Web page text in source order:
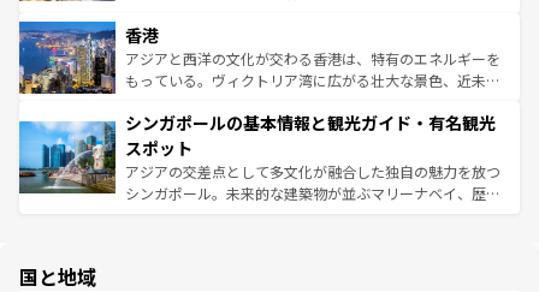
とつ。フォーやバインミー、ベトナムコーヒーなどは、ぜ
ひ現地で味わいたい。どの地域を訪れてもあたたかい人々
が旅行者を迎えてくれるので、きっと忘れられない旅にな
参照してほしい。
の活気が交差している。北部ではチェンマイなどの山岳地
帯で自然と触れ合い、南部ではプーケットやクラビの美し
いビーチでリゾート気分を楽しむことができる。タイ料理
激する。気候は一年中温暖で、どの季節にも異なる楽しみ
が待っている。親しみやすいタイの人々、仏教を中心とし
た文化、そして多様な観光資源が、訪れる旅人を魅了し続
ける。 なお、新着のタイ情報はコンテンツ一覧を参照して
香港
アジアと西洋の文化が交わる香港は、特有のエネルギーを
もっている。ヴィクトリア湾に広がる壮大な景色、近未来
み、どこを訪れても感動するはず。観光スポットが密集し
ており、効率よく見どころを回れるのも魅力。息をのむよ
うな絶景から文化的な体験まで、香港を存分に楽しみ尽く
そう。 なお、新着の香港情報はコンテンツ一覧を参照して
シンガポールの基本情報と観光ガイド・有名観光
スポット
アジアの交差点として多文化が融合した独自の魅力を放つ
シンガポール。未来的な建築物が並ぶマリーナベイ、歴史
国と地域